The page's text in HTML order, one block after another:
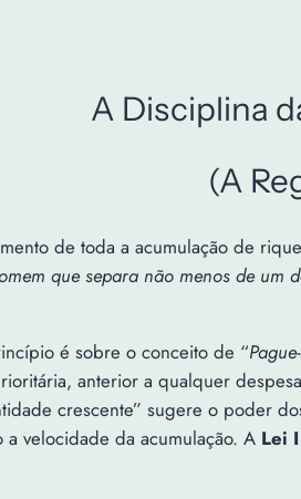
A Disciplina
(A
de toda a acumulação de
que separa não menos de
é sobre o conceito de “
anterior a qualquer
crescente” sugere o poder
velocidade da acumulação. A Lei I